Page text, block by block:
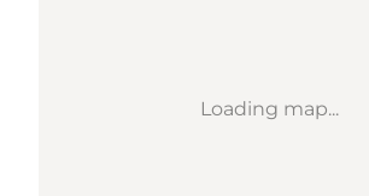
Loading map...